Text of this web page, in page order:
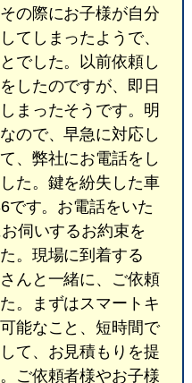
の際にお子様が自分
てしまったようで、
でした。以前依頼し
したのですが、即日
まったそうです。明
ので、早急に対応し
、弊社にお電話をし
た。鍵を紛失した車
です。お電話をいた
伺いするお約束を
。現場に到着する
んと一緒に、ご依頼
。まずはスマートキ
能なこと、短時間で
て、お見積もりを提
ご依頼者様やお子様